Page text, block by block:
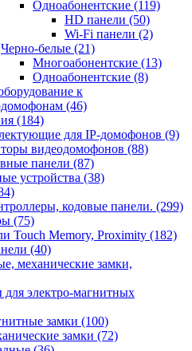
Одноабонентские (119)
HD панели (50)
Wi-Fi панели (2)
Черно-белые (21)
Многоабонентские (13)
Одноабонентские (8)
к
(46)
(184)
для IP-домофонов (9)
видеодомофонов (88)
панели (87)
устройства (38)
кодовые панели. (299)
(75)
Touch Memory, Proximity (182)
(40)
механические замки,
для электро-магнитных
замки (100)
замки (72)